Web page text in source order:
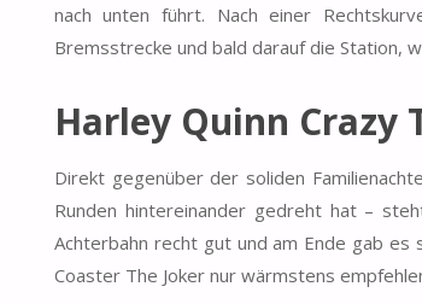
nach unten führt. Nach einer
Bremsstrecke und bald darauf die Station,
Harley Quinn Crazy
Direkt gegenüber der soliden
Runden hintereinander gedreht hat –
Achterbahn recht gut und am Ende gab es
Coaster The Joker nur wärmstens